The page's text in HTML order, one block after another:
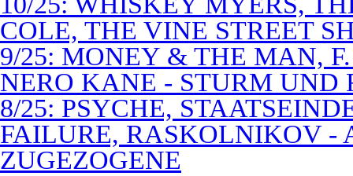
COLE, THE VINE STREET
9/25: MONEY & THE MAN,
NERO KANE - STURM UND
8/25: PSYCHE,
FAILURE, RASKOLNIKOV -
ZUGEZOGENE